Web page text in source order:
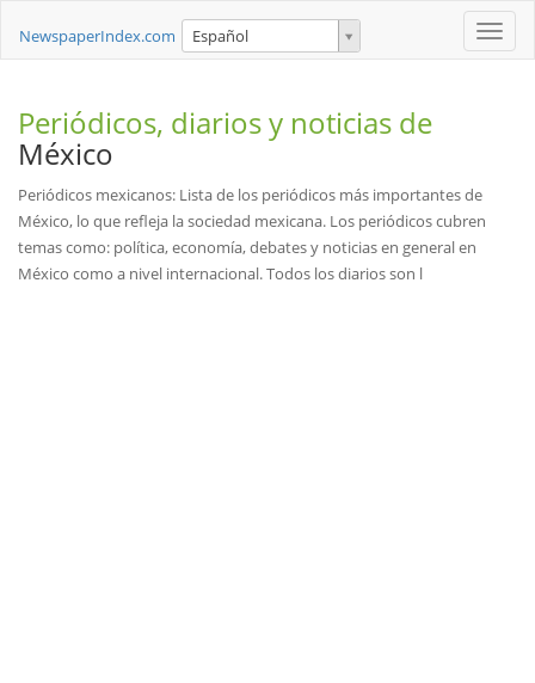
Toggle
NewspaperIndex.com Español
Periódicos, diarios y noticias de
México
Periódicos mexicanos: Lista de los periódicos más importantes de
México, lo que refleja la sociedad mexicana. Los periódicos cubren
temas como: política, economía, debates y noticias en general en
México como a nivel internacional. Todos los diarios son l